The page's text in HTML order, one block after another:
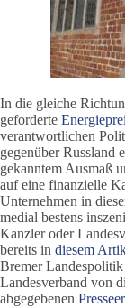
In die gleiche
geforderte
verantwortlichen
gegenüber Russland
gekanntem Ausmaß
auf eine finanzielle
Unternehmen in
medial bestens
Kanzler oder
bereits in diesem
Bremer
Landesverband von
abgegebenen